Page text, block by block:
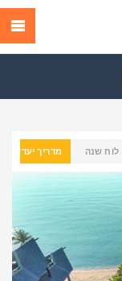
לוח שנה מדריך יעדים